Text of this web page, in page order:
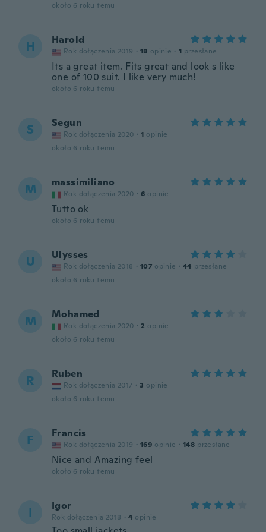
około 6 roku temu
H Harold
Rok dołączenia 2019 · 18 opinie · 1 przesłane
Its a great item. Fits great and look s like
one of 100 suit. I like very much!
około 6 roku temu
S Segun
Rok dołączenia 2020 · 1 opinie
około 6 roku temu
M massimiliano
Rok dołączenia 2020 · 6 opinie
Tutto ok
około 6 roku temu
U Ulysses
Rok dołączenia 2018 · 107 opinie · 44 przesłane
około 6 roku temu
M Mohamed
Rok dołączenia 2020 · 2 opinie
około 6 roku temu
R Ruben
Rok dołączenia 2017 · 3 opinie
około 6 roku temu
F Francis
Rok dołączenia 2019 · 169 opinie · 148 przesłane
Nice and Amazing feel
około 6 roku temu
I Igor
Rok dołączenia 2018 · 4 opinie